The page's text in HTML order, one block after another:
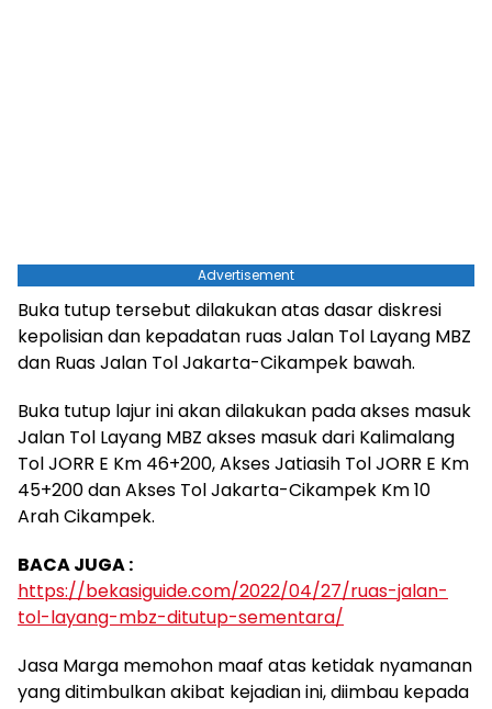
Advertisement
Buka tutup tersebut dilakukan atas dasar diskresi
kepolisian dan kepadatan ruas Jalan Tol Layang MBZ
dan Ruas Jalan Tol Jakarta-Cikampek bawah.
Buka tutup lajur ini akan dilakukan pada akses masuk
Jalan Tol Layang MBZ akses masuk dari Kalimalang
Tol JORR E Km 46+200, Akses Jatiasih Tol JORR E Km
45+200 dan Akses Tol Jakarta-Cikampek Km 10
Arah Cikampek.
BACA JUGA :
https://bekasiguide.com/2022/04/27/ruas-jalan-
tol-layang-mbz-ditutup-sementara/
Jasa Marga memohon maaf atas ketidak nyamanan
yang ditimbulkan akibat kejadian ini, diimbau kepada